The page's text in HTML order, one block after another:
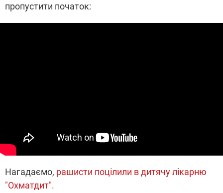
пропустити початок:
Нагадаємо, рашисти поцілили в дитячу лікарню
"Охматдит".